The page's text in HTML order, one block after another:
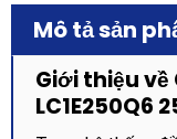
Mô tả sản
Giới thiệu
LC1E250Q6